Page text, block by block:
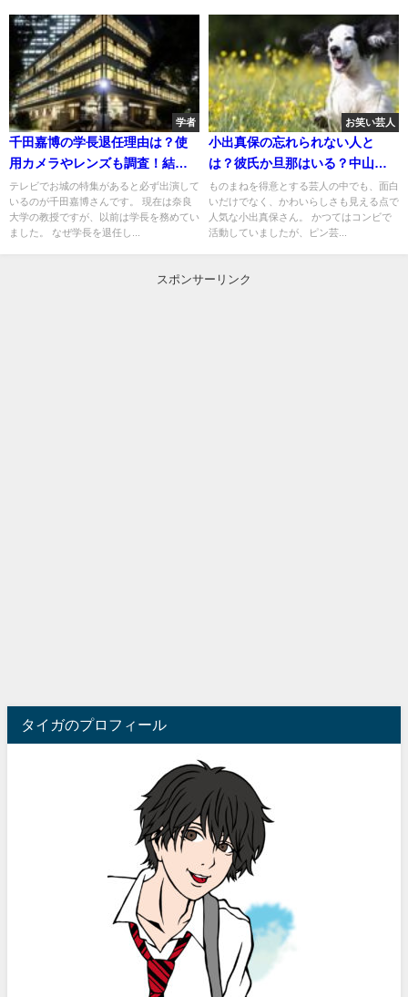
学者
千田嘉博の学長退任理由は？使
用カメラやレンズも調査！結婚
や家族について！
テレビでお城の特集があると必ず出演して
いるのが千田嘉博さんです。 現在は奈良
大学の教授ですが、以前は学長を務めてい
ました。 なぜ学長を退任し...
お笑い芸人
小出真保の忘れられない人と
は？彼氏か旦那はいる？中山と
は何者？
ものまねを得意とする芸人の中でも、面白
いだけでなく、かわいらしさも見える点で
人気な小出真保さん。 かつてはコンビで
活動していましたが、ピン芸...
スポンサーリンク
タイガのプロフィール